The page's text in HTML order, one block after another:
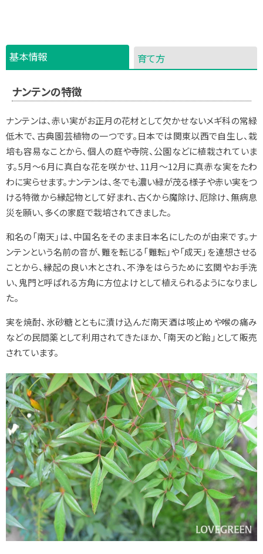
基本情報 育て方
ナンテンの特徴
ナンテンは、赤い実がお正月の花材として欠かせないメギ科の常緑
低木で、古典園芸植物の一つです。日本では関東以西で自生し、栽
培も容易なことから、個人の庭や寺院、公園などに植栽されていま
す。5月～6月に真白な花を咲かせ、11月～12月に真赤な実をたわ
わに実らせます。ナンテンは、冬でも濃い緑が茂る様子や赤い実をつ
ける特徴から縁起物として好まれ、古くから魔除け、厄除け、無病息
災を願い、多くの家庭で栽培されてきました。
和名の「南天」は、中国名をそのまま日本名にしたのが由来です。ナ
ンテンという名前の音が、難を転じる「難転」や「成天」を連想させる
ことから、縁起の良い木とされ、不浄をはらうために玄関やお手洗
い、鬼門と呼ばれる方角に方位よけとして植えられるようになりまし
た。
実を焼酎、氷砂糖とともに漬け込んだ南天酒は咳止めや喉の痛み
などの民間薬として利用されてきたほか、「南天のど飴」として販売
されています。